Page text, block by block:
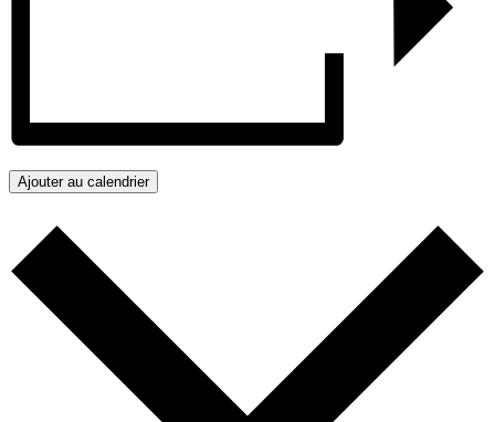
Ajouter au calendrier